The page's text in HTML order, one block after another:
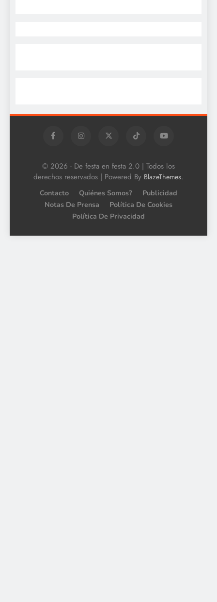
© 2026 - De festa en festa 2.0 | Todos los
derechos reservados | Powered By BlazeThemes.
Contacto Quiénes Somos?
Publicidad
Notas De Prensa
Política De Cookies
Política De Privacidad